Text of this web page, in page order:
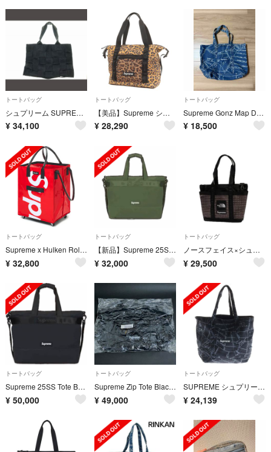
トートバッグ
シュプリーム SUPREME 23SS ウーブン ラージ トート バッグ 黒
¥ 34,100
トートバッグ
【美品】Supreme シュプリーム バッグ | 20AW レオパード柄 ジップ トートバッグ (Zip Tote) | ブランド カバン【メンズ】【中古】
¥ 28,290
トートバッグ
Supreme Gonz Map Denim Tote bag
¥ 18,500
トートバッグ
Supreme x Hulken Rolling Tote Bag "Red"
¥ 32,800
トートバッグ
【新品】Supreme 25SS Tote Bag
¥ 32,000
トートバッグ
ノースフェイス×シュプリーム トートバッグ
¥ 29,500
トートバッグ
Supreme 25SS Tote Bag Black
¥ 50,000
トートバッグ
Supreme Zip Tote Black ジップ トート バッグ ブラック
¥ 49,000
トートバッグ
SUPREME シュプリーム 19SS × Gonz Map Denim Tote ゴンズ マーク・ゴンザレス マップ 地図柄 デニムトートバッグ ブラック
¥ 24,139